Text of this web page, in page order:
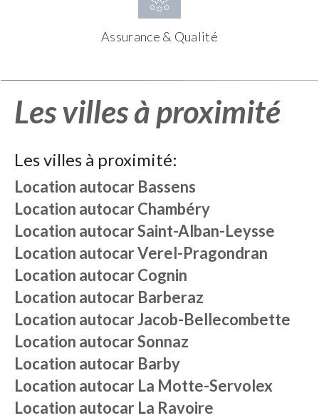
Assurance & Qualité
Les villes à proximité
Les villes à proximité:
Location autocar Bassens
Location autocarChambéry
Location autocarSaint-Alban-Leysse
Location autocarVerel-Pragondran
Location autocarCognin
Location autocar Barberaz
Location autocarJacob-Bellecombette
Location autocarSonnaz
Location autocar Barby
Location autocar La Motte-Servolex
Location autocar La Ravoire